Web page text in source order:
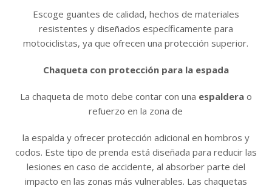
Escoge guantes de calidad, hechos de materiales
resistentes y diseñados específicamente para
motociclistas, ya que ofrecen una protección superior.
Chaqueta con protección para la espada
La chaqueta de moto debe contar con una espalderao
refuerzo en la zona de
la espalda y ofrecer protección adicional en hombros y
codos. Este tipo de prenda está diseñada para reducir las
lesiones en caso de accidente, al absorber parte del
impacto en las zonas más vulnerables. Las chaquetas